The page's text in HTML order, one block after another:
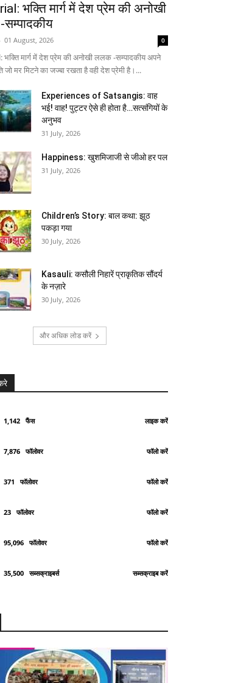
भक्ति मार्ग में देश प्रेम की अनोखी
- 01 August, 2026 0
मार्ग में देश प्रेम की अनोखी ललक -सम्पादकीय अपने
जो मर मिटने का जज्बा रखता है वही देश प्रेमी है।...
Experiences of Satsangis: वाह
भई! वाह! पुट्टर ऐसे ही होता है…सत्संगियों के
अनुभव
31 July, 2026
Happiness: खुशमिजाजी से जीओ हर पल
31 July, 2026
Children’s Story: बाल कथा: झूठ
पकड़ा गया
30 July, 2026
Kasauli: कसौली निहारें प्राकृतिक सौंदर्य
के नज़ारे
30 July, 2026
और अधिक लोड करें
1,142 फैंस लाइक करें
7,876 फॉलोवर फॉलो करें
371 फॉलोवर फॉलो करें
23 फॉलोवर फॉलो करें
95,096 फॉलोवर फॉलो करें
35,500 सब्सक्राइबर्स सब्सक्राइब करें